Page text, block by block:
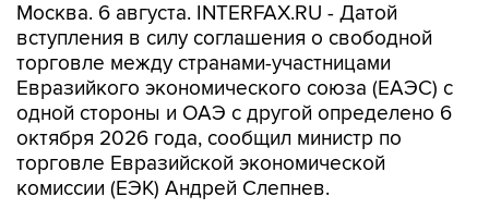
Москва. 6 августа. INTERFAX.RU - Датой
вступления в силу соглашения о свободной
торговле между странами-участницами
Евразийкого экономического союза (ЕАЭС) с
одной стороны и ОАЭ с другой определено 6
октября 2026 года, сообщил министр по
торговле Евразийской экономической
комиссии (ЕЭК) Андрей Слепнев.